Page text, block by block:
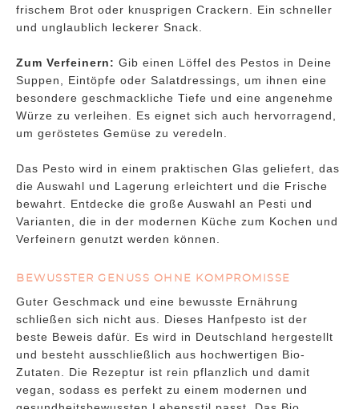
frischem Brot oder knusprigen Crackern. Ein schneller
und unglaublich leckerer Snack.
Zum Verfeinern: Gib einen Löffel des Pestos in Deine
Suppen, Eintöpfe oder Salatdressings, um ihnen eine
besondere geschmackliche Tiefe und eine angenehme
Würze zu verleihen. Es eignet sich auch hervorragend,
um geröstetes Gemüse zu veredeln.
Das Pesto wird in einem praktischen Glas geliefert, das
die Auswahl und Lagerung erleichtert und die Frische
bewahrt. Entdecke die große Auswahl an Pesti und
Varianten, die in der modernen Küche zum Kochen und
Verfeinern genutzt werden können.
BEWUSSTER GENUSS OHNE KOMPROMISSE
Guter Geschmack und eine bewusste Ernährung
schließen sich nicht aus. Dieses Hanfpesto ist der
beste Beweis dafür. Es wird in Deutschland hergestellt
und besteht ausschließlich aus hochwertigen Bio-
Zutaten. Die Rezeptur ist rein pflanzlich und damit
vegan, sodass es perfekt zu einem modernen und